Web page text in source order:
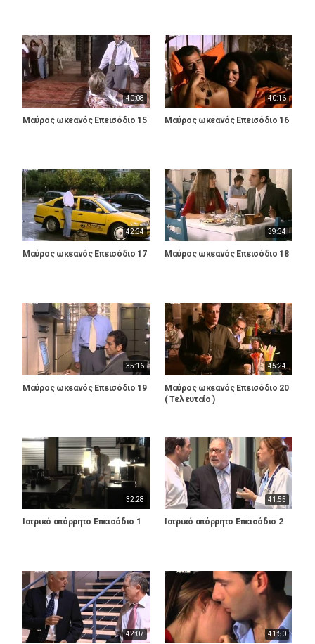
40:08
Μαύρος ωκεανός Επεισόδιο 15
40:16
Μαύρος ωκεανός Επεισόδιο 16
42:34
Μαύρος ωκεανός Επεισόδιο 17
39:34
Μαύρος ωκεανός Επεισόδιο 18
35:16
Μαύρος ωκεανός Επεισόδιο 19
45:24
Μαύρος ωκεανός Επεισόδιο 20
( Τελευταίο )
32:28
Ιατρικό απόρρητο Επεισόδιο 1
41:55
Ιατρικό απόρρητο Επεισόδιο 2
42:07 41:50